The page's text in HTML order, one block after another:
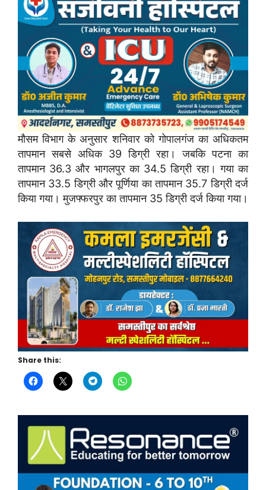
मौसम विभाग के अनुसार शनिवार को गोपालगंज का अधिकतम
तापमान सबसे अधिक 39 डिग्री रहा। जबकि पटना का
तापमान 36.3 और भागलपुर का 34.5 डिग्री रहा। गया का
तापमान 33.5 डिग्री और पूर्णिया का तापमान 35.7 डिग्री दर्ज
किया गया। मुजफ्फरपुर का तापमान 35 डिग्री दर्ज किया गया।
Share this: